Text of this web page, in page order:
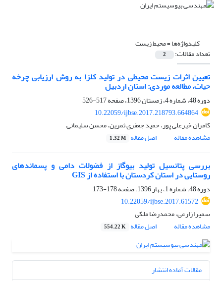
کلیدواژه‌ها =محیط زیست
تعداد مقالات: 2
تعیین اثرات زیست محیطی در تولید کلزا به روش ارزیابی چرخه
حیات، مطالعه موردی: استان اردبیل
دوره 48، شماره 4، زمستان 1396، صفحه
517-526
10.22059/ijbse.2017.218793.664864
کامران خیرعلی پور، حمید جعفری ثمرین، محسن سلیمانی
مشاهده مقاله
اصل مقاله 1.32 M
بررسی پتانسیل تولید بیوگاز از فضولات دامی و پسماندهای
روستایی در استان کردستان با استفاده از GIS
دوره 48، شماره 1، بهار 1396، صفحه
178-173
10.22059/ijbse.2017.61572
سمیرا زارعی، محمدرضا ملکی
مشاهده مقاله
اصل مقاله 554.22 K
مقالات آماده انتشار